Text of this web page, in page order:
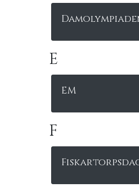
E
EM
F